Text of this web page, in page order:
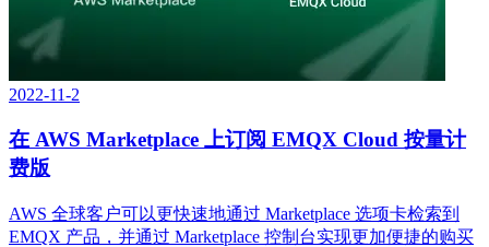
2022-11-2
在 AWS Marketplace 上订阅 EMQX Cloud 按量计
费版
AWS 全球客户可以更快速地通过 Marketplace 选项卡检索到
EMQX 产品，并通过 Marketplace 控制台实现更加便捷的购买